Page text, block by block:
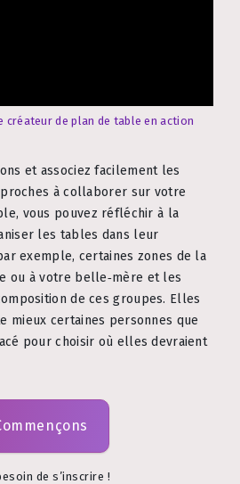
créateur de plan de table en action
et associez facilement les
à collaborer sur votre
vous pouvez réfléchir à la
les tables dans leur
exemple, certaines zones de la
ou à votre belle‑mère et les
de ces groupes. Elles
mieux certaines personnes que
pour choisir où elles devraient
de s’inscrire !